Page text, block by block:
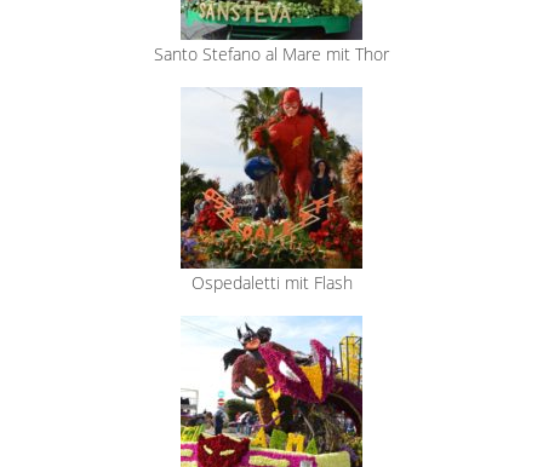
Santo Stefano al Mare mit Thor
Ospedaletti mit Flash